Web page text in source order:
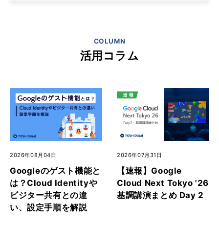
COLUMN
活用コラム
2026年08月04日
Googleのゲスト機能と
は？Cloud Identityや
ビジター共有との違
い、設定手順を解説
2026年07月31日
【速報】Google
Cloud Next Tokyo '26
基調講演まとめ Day 2